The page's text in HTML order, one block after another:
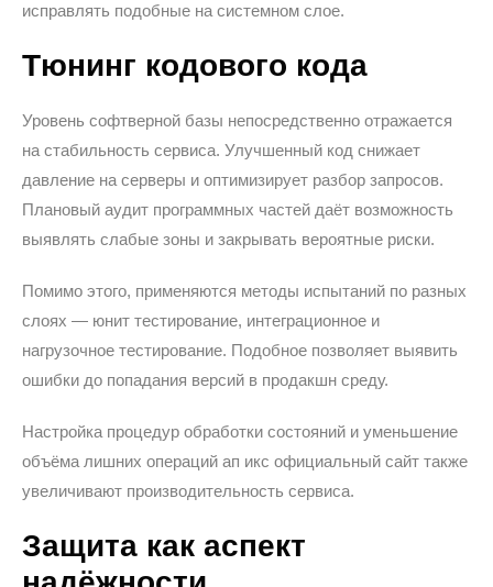
исправлять подобные на системном слое.
Тюнинг кодового кода
Уровень софтверной базы непосредственно отражается
на стабильность сервиса. Улучшенный код снижает
давление на серверы и оптимизирует разбор запросов.
Плановый аудит программных частей даёт возможность
выявлять слабые зоны и закрывать вероятные риски.
Помимо этого, применяются методы испытаний по разных
слоях — юнит тестирование, интеграционное и
нагрузочное тестирование. Подобное позволяет выявить
ошибки до попадания версий в продакшн среду.
Настройка процедур обработки состояний и уменьшение
объёма лишних операций ап икс официальный сайт также
увеличивают производительность сервиса.
Защита как аспект